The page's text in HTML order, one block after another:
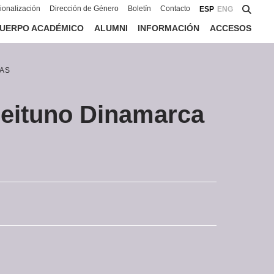
Dirección de Género Boletín Contacto ESP ENG
ACADÉMICO ALUMNI INFORMACIÓN ACCESOS
Dinamarca